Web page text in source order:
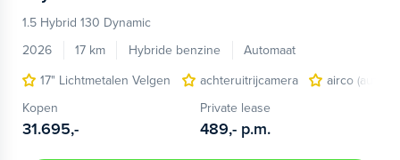
1.5 Hybrid 130 Dynamic
2026
17 km Hybride benzine
Automaat
17" Lichtmetalen Velgen
achteruitrijcamera
airco
Kopen
31.695,-
Private lease
489,- p.m.